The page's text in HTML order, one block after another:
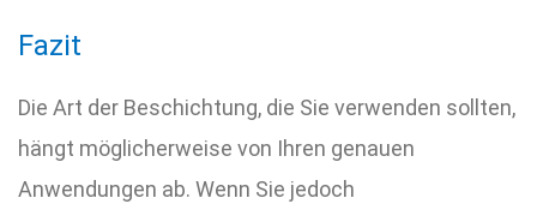
Fazit
Die Art der Beschichtung, die Sie verwenden sollten,
hängt möglicherweise von Ihren genauen
Anwendungen ab. Wenn Sie jedoch